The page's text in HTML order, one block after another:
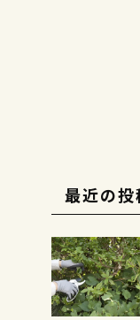
最近の投